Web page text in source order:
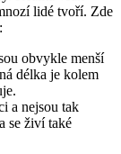
lidé tvoří. Zde
obvykle⁤ menší
délka je⁤ kolem
a nejsou tak
se živí také